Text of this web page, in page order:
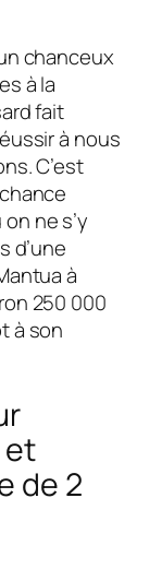
chanceux
à la
fait
à nous
C’est
ne s’y
d’une
à
250 000
à son
et
de 2